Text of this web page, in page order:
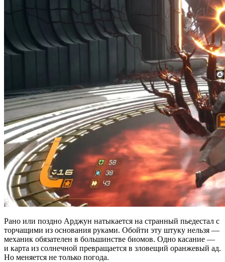
Рано или поздно Арджун натыкается на странный пьедестал с
торчащими из основания руками. Обойти эту штуку нельзя —
механик обязателен в большинстве биомов. Одно касание —
и карта из солнечной превращается в зловещий оранжевый ад.
Но меняется не только погода.